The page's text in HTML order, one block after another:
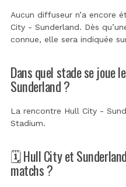
Aucun diffuseur n’a encore
City - Sunderland. Dès
connue, elle sera indiquée
Dans quel stade se joue
Sunderland ?
La rencontre Hull City -
Stadium.
🗓️ Hull City et
matchs ?